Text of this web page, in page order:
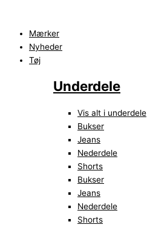
indholdetMærker
Nyheder
Tøj
Underdele
Vis alt i underdele
Bukser
Jeans
Nederdele
Shorts
Bukser
Jeans
Nederdele
Shorts
Pleated
Knee